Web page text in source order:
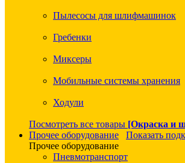
Пылесосы для шлифмашинок
Гребенки
Миксеры
Мобильные системы хранения
Ходули
Посмотреть все товары [Окраска и
Прочее оборудование
Показать
Прочее оборудование
Пневмотранспорт